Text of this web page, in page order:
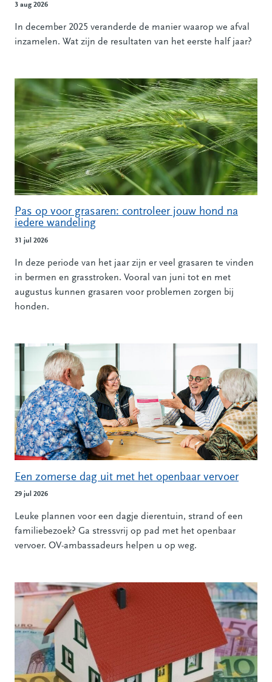
3 aug 2026
In december 2025 veranderde de manier waarop we afval
inzamelen. Wat zijn de resultaten van het eerste half jaar?
Pas op voor grasaren: controleer jouw hond na
iedere wandeling
31 jul 2026
In deze periode van het jaar zijn er veel grasaren te vinden
in bermen en grasstroken. Vooral van juni tot en met
augustus kunnen grasaren voor problemen zorgen bij
honden.
Een zomerse dag uit met het openbaar vervoer
29 jul 2026
Leuke plannen voor een dagje dierentuin, strand of een
familiebezoek? Ga stressvrij op pad met het openbaar
vervoer. OV-ambassadeurs helpen u op weg.